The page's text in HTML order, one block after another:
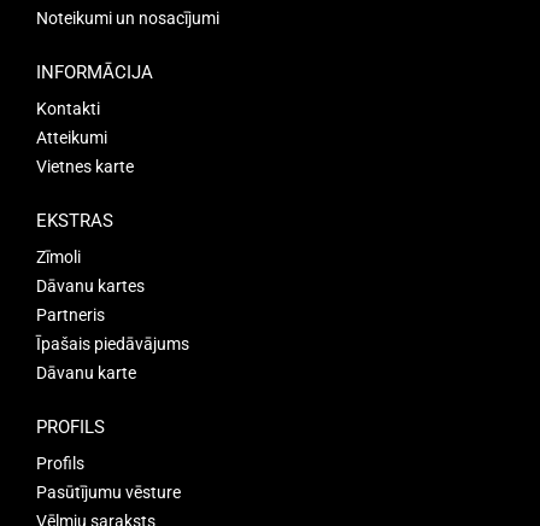
Noteikumi un nosacījumi
INFORMĀCIJA
Kontakti
Atteikumi
Vietnes karte
EKSTRAS
Zīmoli
Dāvanu kartes
Partneris
Īpašais piedāvājums
Dāvanu karte
PROFILS
Profils
Pasūtījumu vēsture
Vēlmju saraksts